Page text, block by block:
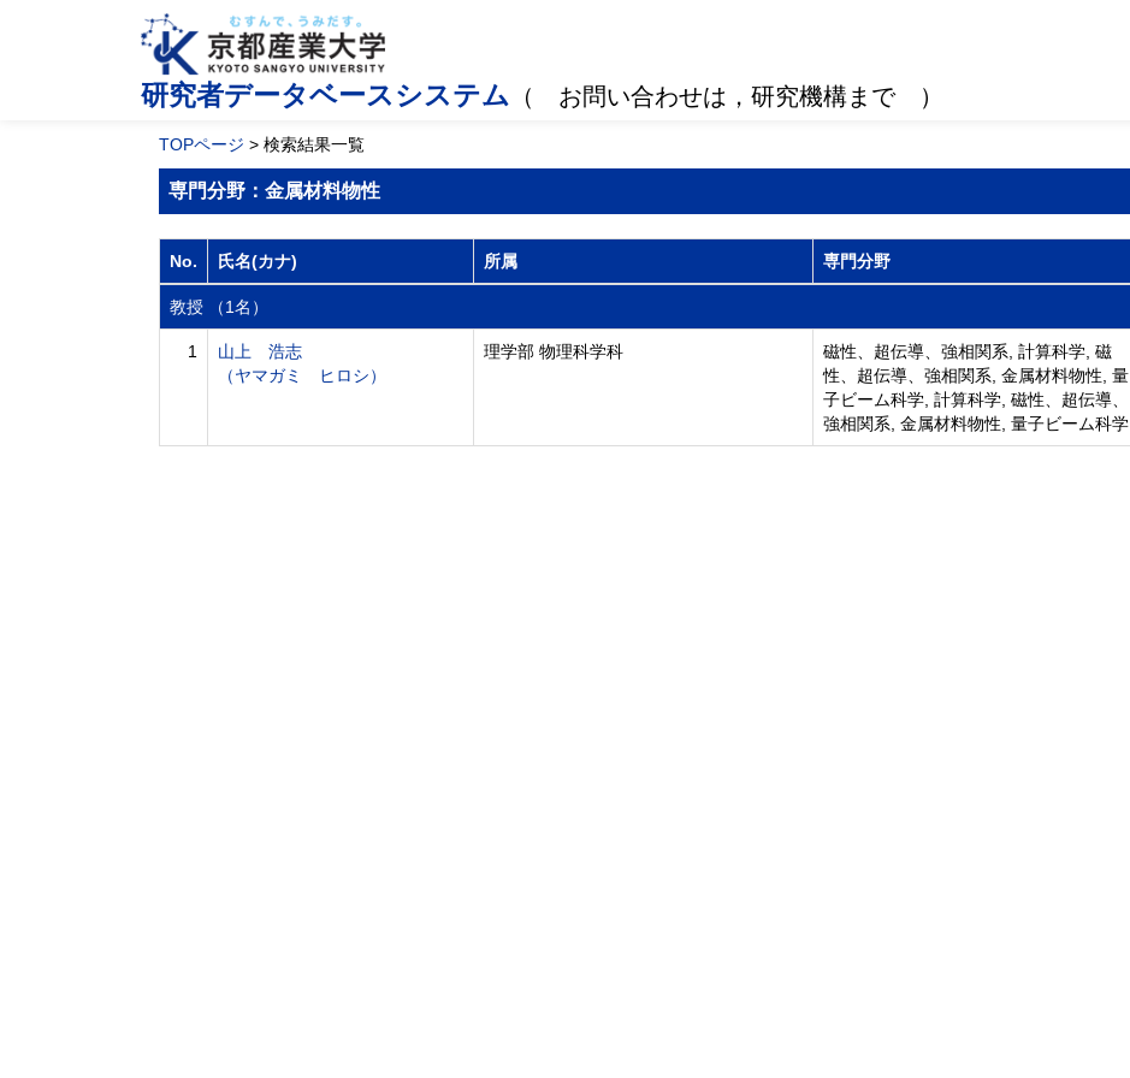
研究者データベースシステム （ お問い合わせは，研究機構まで ）
TOPページ > 検索結果一覧
専門分野：金属材料物性
No. 氏名(カナ) 所属 専門分野
教授 （1名）
1
山上 浩志
（ヤマガミ ヒロシ）
理学部 物理科学科
磁性、超伝導、強相関系, 計算科学, 磁
性、超伝導、強相関系, 金属材料物性, 量
子ビーム科学, 計算科学, 磁性、超伝導、
強相関系, 金属材料物性, 量子ビーム科学